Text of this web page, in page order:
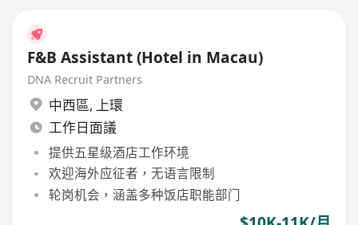
F&B Assistant (Hotel in Macau)
DNA Recruit Partners
中西區, 上環
工作日面議
提供五星级酒店工作环境
欢迎海外应征者，无语言限制
轮岗机会，涵盖多种饭店职能部门